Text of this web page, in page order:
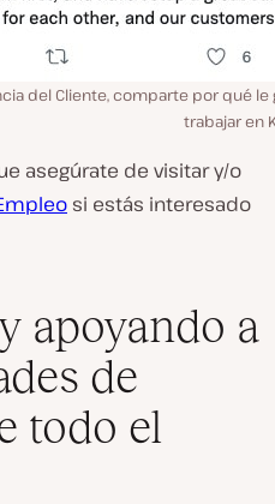
del Cliente, comparte por qué le
trabajar en
asegúrate de visitar y/o
si estás interesado
apoyando a
de
todo el